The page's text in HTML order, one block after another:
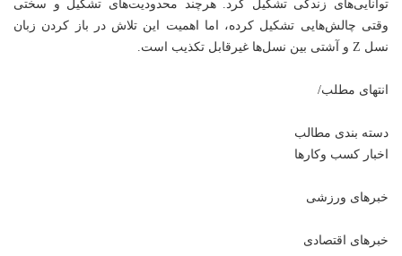
توانایی‌های زندگی تشکیل کرد. هرچند محدودیت‌های تشکیل و سختی
وقتی چالش‌هایی تشکیل کرده، اما اهمیت این تلاش در باز کردن زبان
نسل Z و آشتی بین نسل‌ها غیرقابل تکذیب است.
انتهای مطلب/
دسته بندی مطالب
اخبار کسب وکارها
خبرهای ورزشی
خبرهای اقتصادی